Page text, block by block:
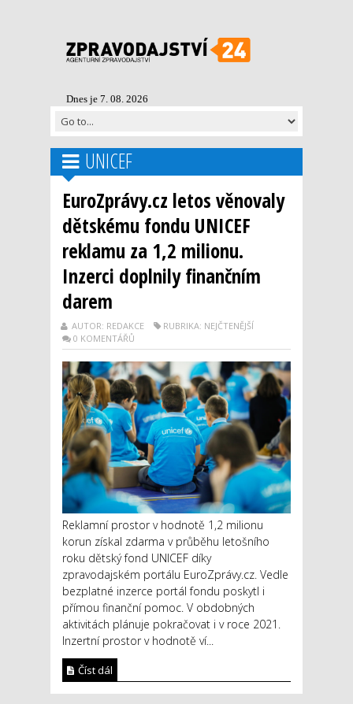
Dnes je 7. 08. 2026
UNICEF
EuroZprávy.cz letos věnovaly
dětskému fondu UNICEF
reklamu za 1,2 milionu.
Inzerci doplnily finančním
darem
AUTOR: REDAKCE
RUBRIKA: NEJČTENĚJŠÍ
0 KOMENTÁŘŮ
Reklamní prostor v hodnotě 1,2 milionu
korun získal zdarma v průběhu letošního
roku dětský fond UNICEF díky
zpravodajském portálu EuroZprávy.cz. Vedle
bezplatné inzerce portál fondu poskytl i
přímou finanční pomoc. V obdobných
aktivitách plánuje pokračovat i v roce 2021.
Inzertní prostor v hodnotě ví...
Číst dál